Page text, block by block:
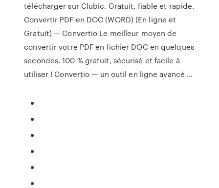
télécharger sur Clubic. Gratuit, fiable et rapide.
Convertir PDF en DOC (WORD) (En ligne et
Gratuit) — Convertio Le meilleur moyen de
convertir votre PDF en fichier DOC en quelques
secondes. 100 % gratuit, sécurisé et facile à
utiliser ! Convertio — un outil en ligne avancé …